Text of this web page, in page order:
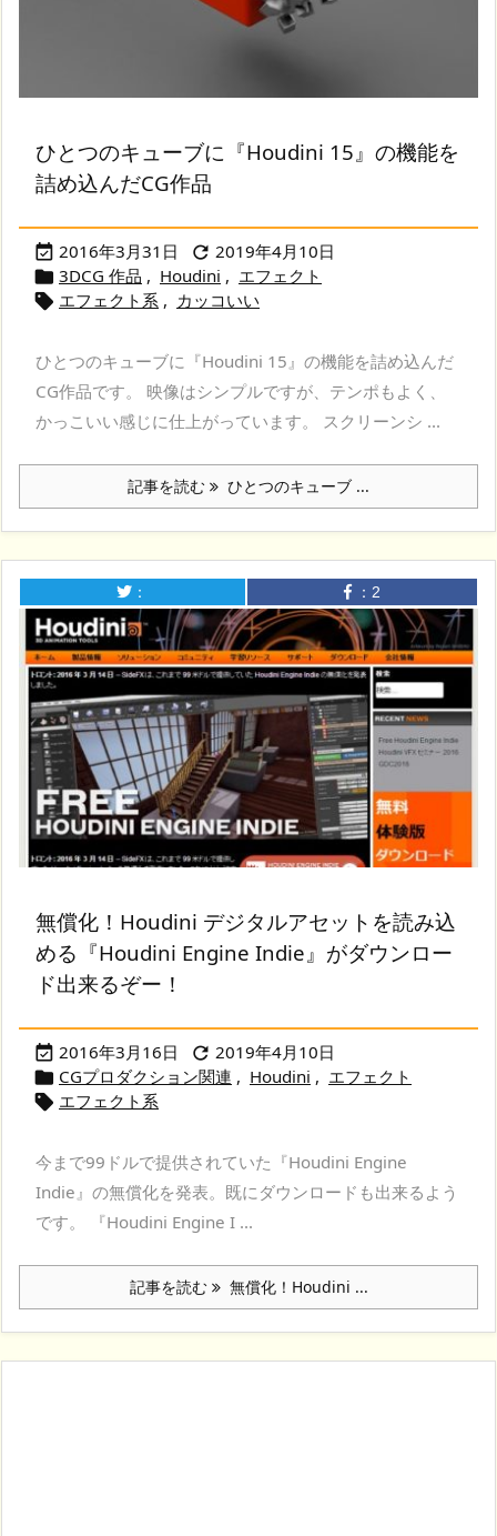
ひとつのキューブに『Houdini 15』の機能を
詰め込んだCG作品
 2016年3月31日  2019年4月10日
 3DCG 作品 , Houdini , エフェクト
 エフェクト系 , カッコいい
ひとつのキューブに『Houdini 15』の機能を詰め込んだ
CG作品です。 映像はシンプルですが、テンポもよく、
かっこいい感じに仕上がっています。 スクリーンシ ...
記事を読む ひとつのキューブ ...
： ： 2
無償化！Houdini デジタルアセットを読み込
める『Houdini Engine Indie』がダウンロー
ド出来るぞー！
 2016年3月16日  2019年4月10日
 CGプロダクション関連 , Houdini , エフェクト
 エフェクト系
今まで99ドルで提供されていた『Houdini Engine
Indie』の無償化を発表。既にダウンロードも出来るよう
です。 『Houdini Engine I ...
記事を読む 無償化！Houdini ...